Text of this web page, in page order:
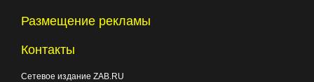
Размещение рекламы
Контакты
Сетевое издание ZAB.RU